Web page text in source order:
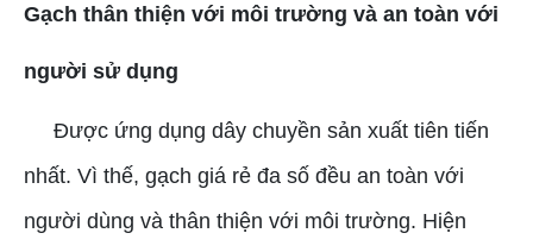
Gạch thân thiện với môi trường và an toàn với
người sử dụng
Được ứng dụng dây chuyền sản xuất tiên tiến
nhất. Vì thế, gạch giá rẻ đa số đều an toàn với
người dùng và thân thiện với môi trường. Hiện